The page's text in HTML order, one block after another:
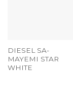
DIESEL SA-
MAYEMI STAR
WHITE